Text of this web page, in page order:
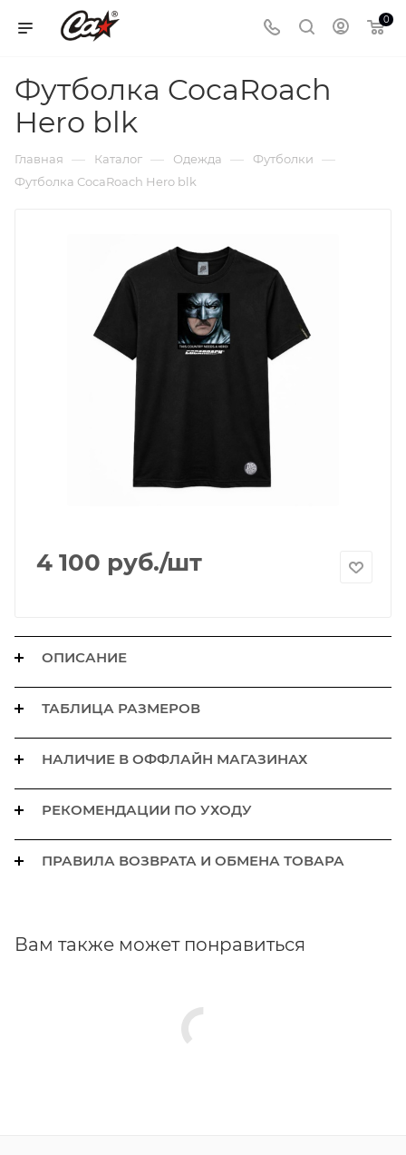
0
Футболка CocaRoach
Hero blk
Главная — Каталог — Одежда — Футболки —
Футболка CocaRoach Hero blk
4 100 руб./шт
ОПИСАНИЕ
ТАБЛИЦА РАЗМЕРОВ
НАЛИЧИЕ В ОФФЛАЙН МАГАЗИНАХ
РЕКОМЕНДАЦИИ ПО УХОДУ
ПРАВИЛА ВОЗВРАТА И ОБМЕНА ТОВАРА
Вам также может понравиться